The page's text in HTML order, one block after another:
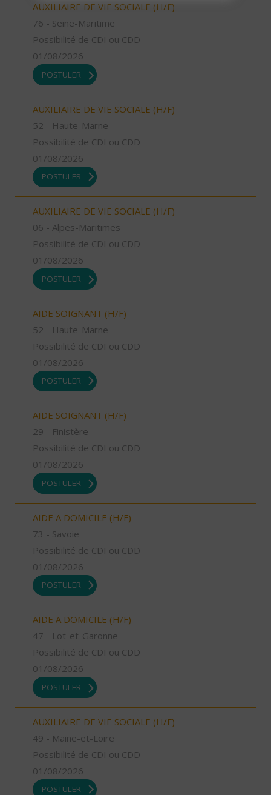
AUXILIAIRE DE VIE SOCIALE (H/F)
76 - Seine-Maritime
Possibilité de CDI ou CDD
01/08/2026
POSTULER
AUXILIAIRE DE VIE SOCIALE (H/F)
52 - Haute-Marne
Possibilité de CDI ou CDD
01/08/2026
POSTULER
AUXILIAIRE DE VIE SOCIALE (H/F)
06 - Alpes-Maritimes
Possibilité de CDI ou CDD
01/08/2026
POSTULER
AIDE SOIGNANT (H/F)
52 - Haute-Marne
Possibilité de CDI ou CDD
01/08/2026
POSTULER
AIDE SOIGNANT (H/F)
29 - Finistère
Possibilité de CDI ou CDD
01/08/2026
POSTULER
AIDE A DOMICILE (H/F)
73 - Savoie
Possibilité de CDI ou CDD
01/08/2026
POSTULER
AIDE A DOMICILE (H/F)
47 - Lot-et-Garonne
Possibilité de CDI ou CDD
01/08/2026
POSTULER
AUXILIAIRE DE VIE SOCIALE (H/F)
49 - Maine-et-Loire
Possibilité de CDI ou CDD
01/08/2026
POSTULER